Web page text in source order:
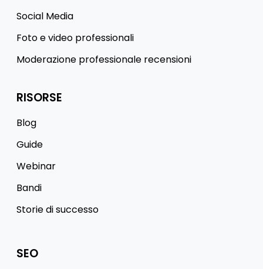
Social Media
Foto e video professionali
Moderazione professionale recensioni
RISORSE
Blog
Guide
Webinar
Bandi
Storie di successo
SEO